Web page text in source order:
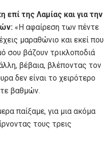
επί της Λαμίας και για την
«Η αφαίρεση των πέντε
μαραθώνιο και εκεί που
σου βάζουν τρικλοποδιά
βέβαια, βλέποντας τον
δεν είναι το χειρότερο
βαθμών.
παίξαμε, για μια ακόμα
τους τρεις